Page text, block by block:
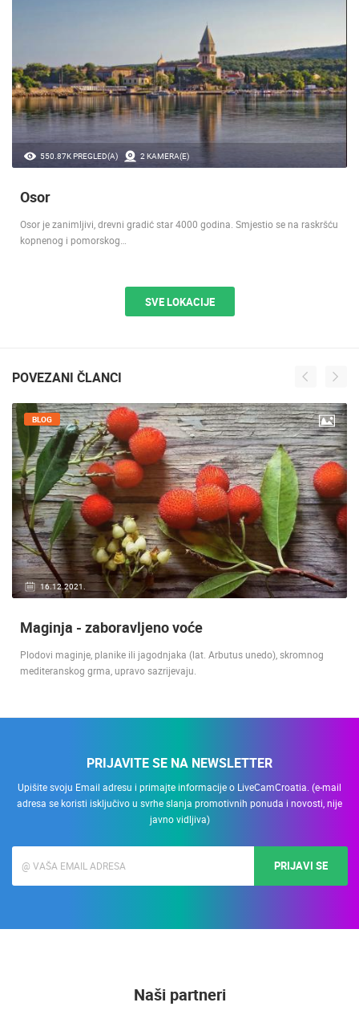
550.87K PREGLED(A) 2 KAMERA(E)
Osor
Osor je zanimljivi, drevni gradić star 4000 godina. Smjestio se na raskršću
kopnenog i pomorskog…
SVE LOKACIJE
POVEZANI ČLANCI
16.12.2021.
BLOG
Maginja - zaboravljeno voće
Plodovi maginje, planike ili jagodnjaka (lat. Arbutus unedo), skromnog
mediteranskog grma, upravo sazrijevaju.
PRIJAVITE SE NA NEWSLETTER
Upišite svoju Email adresu i primajte informacije o LiveCamCroatia. (e-mail
adresa se koristi isključivo u svrhe slanja promotivnih ponuda i novosti, nije
javno vidljiva)
PRIJAVI SE
Naši partneri